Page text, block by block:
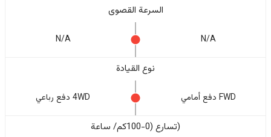
السرعة القصوى
N/A
N/A
نوع القيادة
FWD دفع أمامي 4WD دفع رباعي
(تسارع (0-100كم/ ساعة